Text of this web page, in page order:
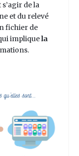
de la
et du relevé
fichier de
impliquela